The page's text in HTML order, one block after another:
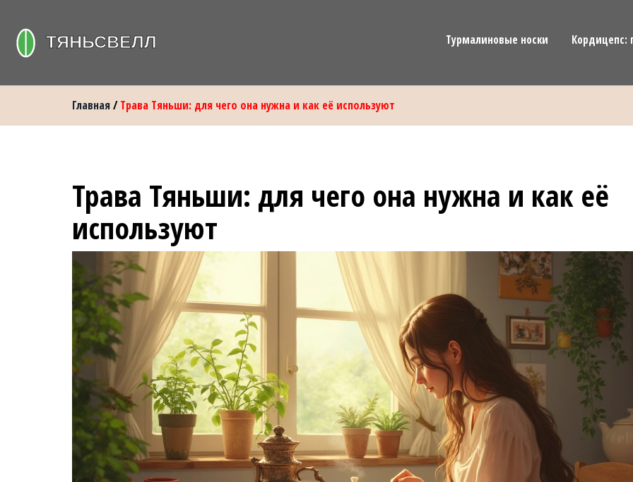
Турмалиновые носки Кордицепс:
Главная/Трава Тяньши: для чего она нужна и как её используют
Трава Тяньши: для чего она нужна и как её
используют